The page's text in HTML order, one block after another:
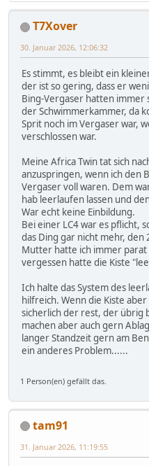
T7Xover
30. Januar 2026, 12:06:32
Es stimmt, es bleibt ein
der ist so gering, dass er
Bing-Vergaser hatten immer
der Schwimmerkammer, da
Sprit noch im Vergaser war,
verschlossen war.
Meine Africa Twin tat sich
anzuspringen, wenn ich den
Vergaser voll waren. Dem
hab leerlaufen lassen und
War echt keine Einbildung.
Bei einer LC4 war es pflicht,
das Ding gar nicht mehr,
Mutter hatte ich immer
vergessen hatte die Kiste
Ich halte das System des
hilfreich. Wenn die Kiste
sicherlich der rest, der übrig
machen aber auch gern
langer Standzeit gern am
ein anderes Problem......
1 Person(en) gefällt das.
tam91
31. Januar 2026, 11:19:55